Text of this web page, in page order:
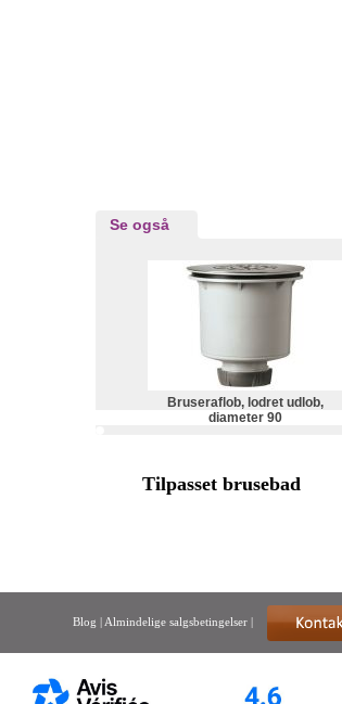
Se også
Bruseraflob, lodret udlob,
diameter 90
Tilpasset brusebad
Blog | Almindelige salgsbetingelser |